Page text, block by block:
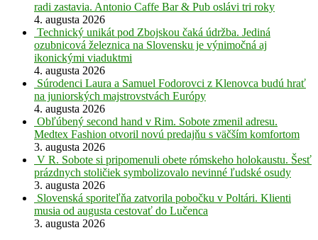
radi zastavia. Antonio Caffe Bar & Pub oslávi tri roky
4. augusta 2026
Technický unikát pod Zbojskou čaká údržba. Jediná
ozubnicová železnica na Slovensku je výnimočná aj
ikonickými viaduktmi
4. augusta 2026
Súrodenci Laura a Samuel Fodorovci z Klenovca budú hrať
na juniorských majstrovstvách Európy
4. augusta 2026
Obľúbený second hand v Rim. Sobote zmenil adresu.
Medtex Fashion otvoril novú predajňu s väčším komfortom
3. augusta 2026
V R. Sobote si pripomenuli obete rómskeho holokaustu. Šesť
prázdnych stoličiek symbolizovalo nevinné ľudské osudy
3. augusta 2026
Slovenská sporiteľňa zatvorila pobočku v Poltári. Klienti
musia od augusta cestovať do Lučenca
3. augusta 2026